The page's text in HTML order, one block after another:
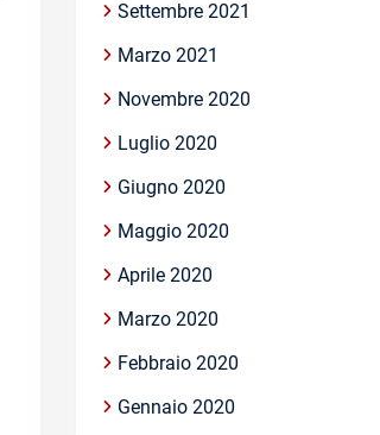
Settembre 2021
Marzo 2021
Novembre 2020
Luglio 2020
Giugno 2020
Maggio 2020
Aprile 2020
Marzo 2020
Febbraio 2020
Gennaio 2020